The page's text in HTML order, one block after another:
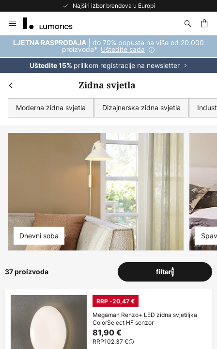
Besplatno vratite robu u roku od 50 dana
to
Content
LJETNA RASPRODAJA | do 70% popusta na više od 20.000
proizvoda* Uštedite sada
Uštedite 15% prilikom registracije na newsletter
Zidna svjetla
Moderna zidna svjetla Dizajnerska zidna svjetla
Dnevni soba
37 proizvoda filter1
RRP -20,47 €
Megaman Renzo+ LED zidna svjetiljka
ColorSelect HF senzor
81,90 €
RRP102,37 €